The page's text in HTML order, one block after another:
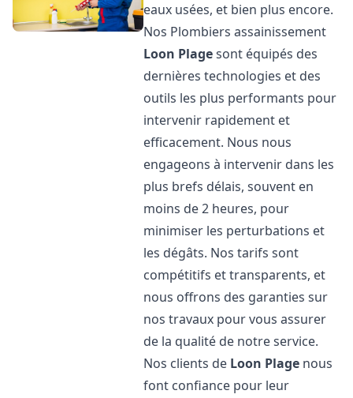
eaux usées, et bien plus encore.
Nos Plombiers assainissement
Loon Plagesont équipés des
dernières technologies et des
outils les plus performants pour
intervenir rapidement et
efficacement. Nous nous
engageons à intervenir dans les
plus brefs délais, souvent en
moins de 2 heures, pour
minimiser les perturbations et
les dégâts. Nos tarifs sont
compétitifs et transparents, et
nous offrons des garanties sur
nos travaux pour vous assurer
de la qualité de notre service.
Nos clients de Loon Plage nous
font confiance pour leur